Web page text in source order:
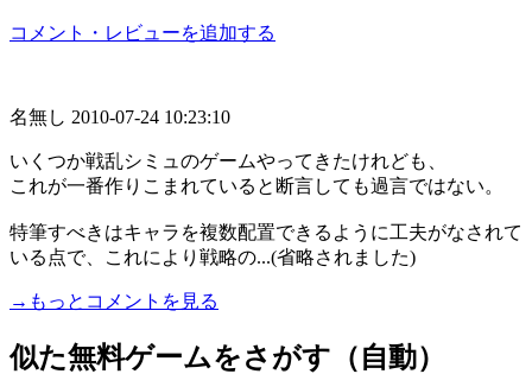
コメント・レビューを追加する
名無し 2010-07-24 10:23:10
いくつか戦乱シミュのゲームやってきたけれども、
これが一番作りこまれていると断言しても過言ではない。
特筆すべきはキャラを複数配置できるように工夫がなされて
いる点で、これにより戦略の...(省略されました)
→もっとコメントを見る
似た無料ゲームをさがす（自動）